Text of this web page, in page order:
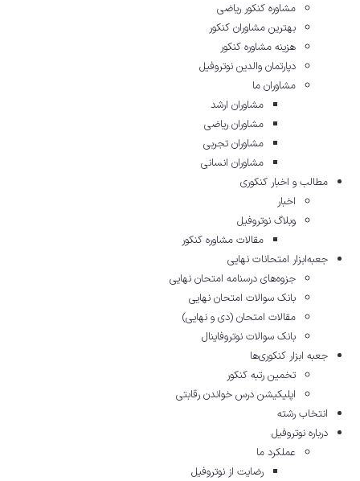
مشاوره کنکور ریاضی
بهترین مشاوران کنکور
هزینه مشاوره کنکور
دپارتمان والدین نوتروفیل
مشاوران ما
مشاوران ارشد
مشاوران ریاضی
مشاوران تجربی
مشاوران انسانی
مطالب و اخبار کنکوری
اخبار
وبلاگ نوتروفیل
مقالات مشاوره‌ کنکور
جعبه‌ابزار امتحانات نهایی
جزوه‌های درسنامه امتحان نهایی
بانک سوالات امتحان نهایی
مقالات امتحان (دی و نهایی)
بانک سوالات نوتروفاینال
جعبه ابزار کنکوری‌ها
تخمین رتبه کنکور
اپلیکیشن درس خواندن رقابتی
انتخاب رشته
درباره نوتروفیل
عملکرد ما
رضایت از نوتروفیل